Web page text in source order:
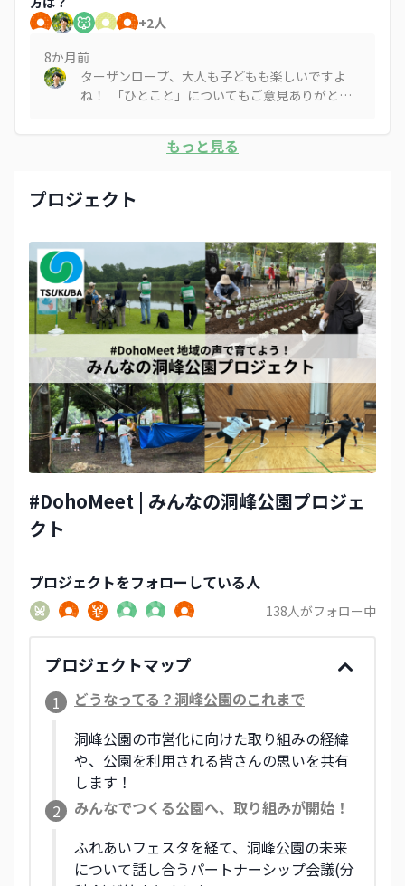
し、壊れている数も多いので、早く修理或いは入
れ替えをしてほしいと思います。 もしも踏み切
ば、既に、分科会では、参加者の多くが利用者が
触れるところは木製、或いは触れることが多い遊
具は木製がいいということでした（具体的に平均
ら。 他方、強度を維持するための柱部分や、触
見が多かったように記憶しています。 以上繰り
か木製遊具の設置には、森林環境税もつかえると
か。寄付を募って、会社や個人の名前を入れるア
イデアとかも出ていました。 もう意見は出尽く
したのではと思うところですが、まだ議論が必要
でしょうか。
+2人
8か月前
ターザンロープ、大人も子どもも楽しいですよ
ね！ 「ひとこと」についてもご意見ありがとう
いては検討しますね。 この場で話したいテーマ
いただけましたら🙏
もっと見る
プロジェクト
#DohoMeet | みんなの洞峰公園プロジェ
クト
プロジェクトをフォローしている人
138人がフォロー中
プロジェクトマップ
1
どうなってる？洞峰公園のこれまで
洞峰公園の市営化に向けた取り組みの経緯
や、公園を利用される皆さんの思いを共有
します！
2
みんなでつくる公園へ、取り組みが開始！
ふれあいフェスタを経て、洞峰公園の未来
について話し合うパートナーシップ会議(分